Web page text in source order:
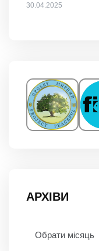
30.04.2025
АРХІВИ